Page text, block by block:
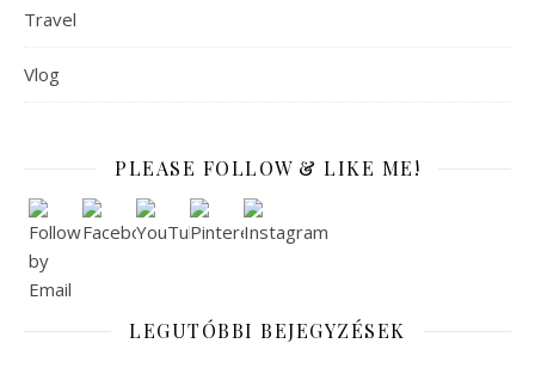
Travel
Vlog
PLEASE FOLLOW & LIKE ME!
LEGUTÓBBI BEJEGYZÉSEK